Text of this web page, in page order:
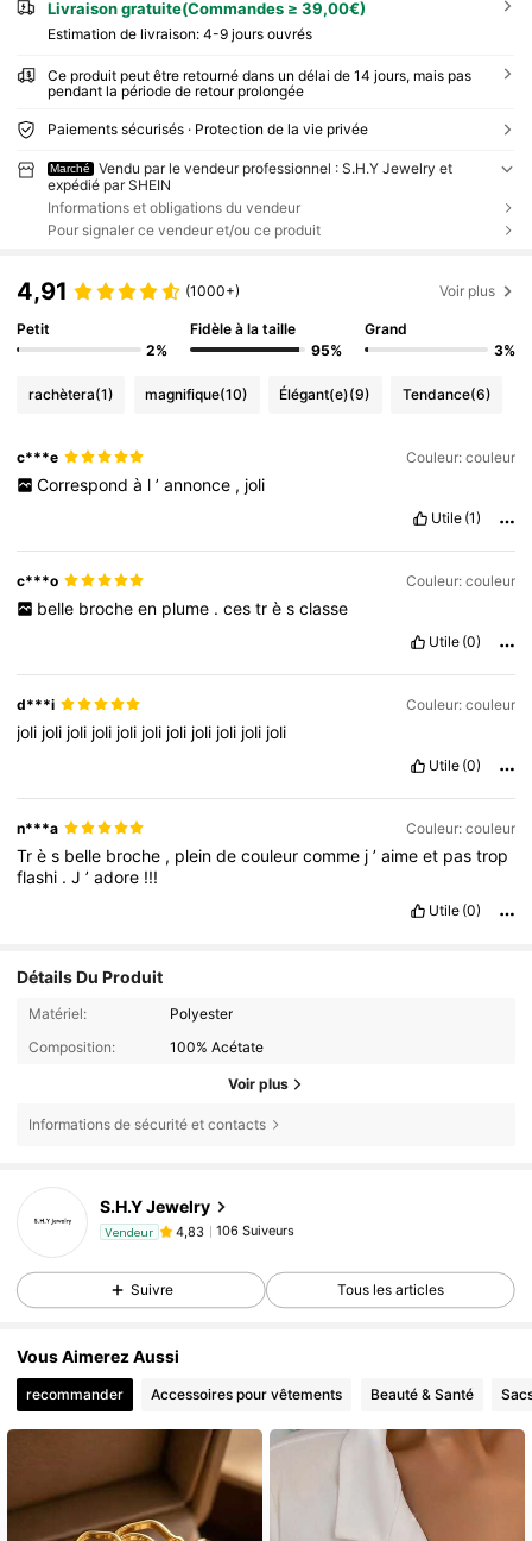
Livraison gratuite(Commandes ≥ 39,00€)
Estimation de livraison: 4-9 jours ouvrés
Ce produit peut être retourné dans un délai de 14 jours, mais pas
pendant la période de retour prolongée
Paiements sécurisés · Protection de la vie privée
Marché
Vendu par le vendeur professionnel : S.H.Y Jewelry et
expédié par SHEIN
Informations et obligations du vendeur
Pour signaler ce vendeur et/ou ce produit
4,91 (1000+) Voir plus
Petit
2%
Fidèle à la taille
95%
Grand
3%
rachètera(1) magnifique(10) Élégant(e)(9) Tendance(6)
c***e Couleur: couleur
Correspond à l ’ annonce , joli
Utile (1)
c***o Couleur: couleur
belle broche en plume . ces tr è s classe
Utile (0)
d***i Couleur: couleur
joli joli joli joli joli joli joli joli joli joli joli
Utile (0)
n***a Couleur: couleur
Très belle broche , pleindecouleurcomme j’aimeet pastrop
flashi .J’adore !!!
Utile (0)
Détails Du Produit
Matériel:
Polyester
Composition:
100% Acétate
Voir plus
Informations de sécurité et contacts
S.H.Y Jewelry
Vendeur
4,83
106 Suiveurs
m***1est en train de naviguer
Suivre Tous les articles
Vous Aimerez Aussi
recommander Accessoires pour vêtements Beauté & Santé